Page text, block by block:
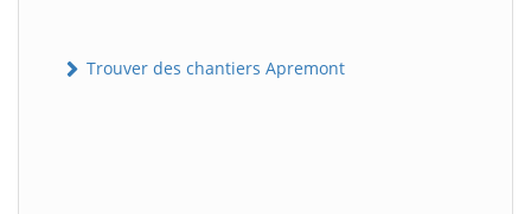
Trouver des chantiers Apremont